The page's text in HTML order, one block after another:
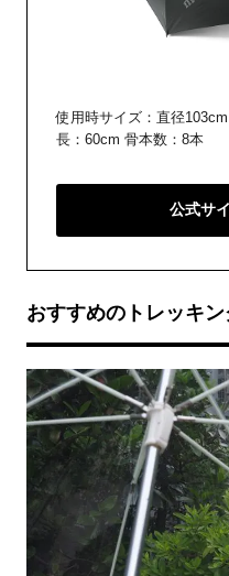
使用時サイズ：直径
長：60cm 骨本数：8本
公式サ
おすすめのトレッキン